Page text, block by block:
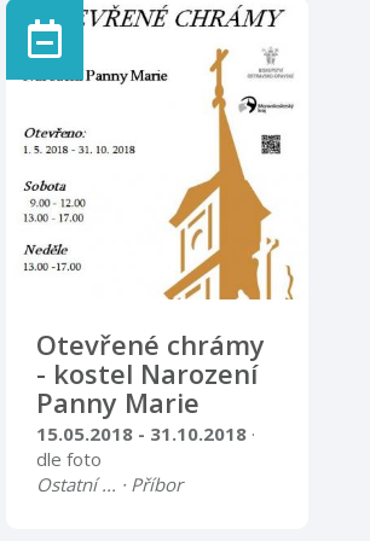
Svět rostlin v medicíně,
léčitelství lidí i zvířat, v
kuchyni, v obyčejích a ve
společnosti Otevírací doba
úterý – pátek 9.00 – 12.00
13.00 – 16.00 sobota,
neděle, svátky 9.00 – 15.00
Otevřené chrámy
- kostel Narození
Panny Marie
15.05.2018 - 31.10.2018 ·
dle foto
Ostatní ... · Příbor